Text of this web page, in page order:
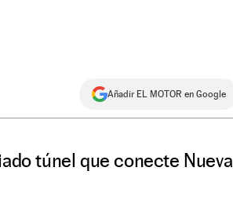
Añadir EL MOTOR en Google
túnel que conecte Nueva